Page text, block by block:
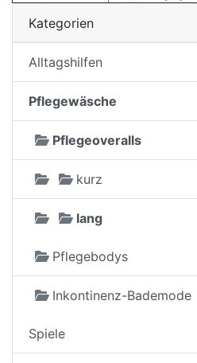
Kategorien
Alltagshilfen
Pflegewäsche
Pflegeoveralls
kurz
lang
Pflegebodys
Inkontinenz-Bademode
Spiele